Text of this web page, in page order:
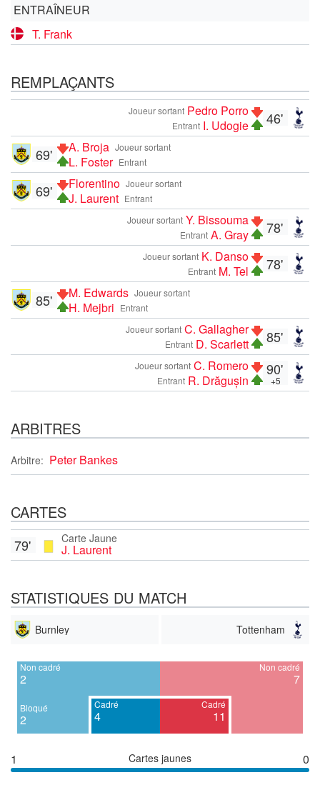
ENTRAÎNEUR
T. Frank
REMPLAÇANTS
46'
Joueur sortant Pedro Porro
Entrant I. Udogie
Joueur sortant
A. Broja
Entrant
L. Foster
69'
Joueur sortant
Florentino
Entrant
J. Laurent
69'
78'
Joueur sortant Y. Bissouma
Entrant A. Gray
78'
Joueur sortant K. Danso
Entrant M. Tel
Joueur sortant
M. Edwards
Entrant
H. Mejbri
85'
85'
Joueur sortant C. Gallagher
Entrant D. Scarlett
90'
+5
Joueur sortant C. Romero
Entrant R. Drăgușin
ARBITRES
Arbitre: Peter Bankes
CARTES
Carte Jaune
J. Laurent
79'
STATISTIQUES DU MATCH
Burnley Tottenham
Non cadré
2
Bloqué
2
Cadré
4
Cadré
11
Non cadré
7
1 Cartes jaunes 0